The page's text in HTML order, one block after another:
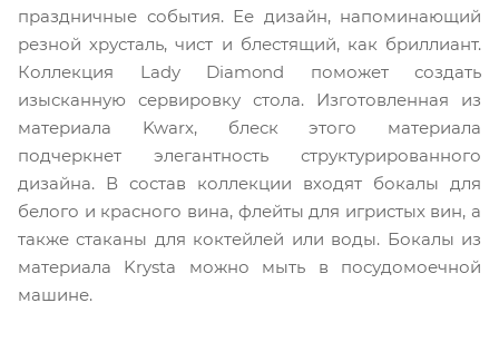
праздничные события. Ее дизайн, напоминающий
резной хрусталь, чист и блестящий, как бриллиант.
Коллекция Lady Diamond поможет создать
изысканную сервировку стола. Изготовленная из
материала Kwarx, блеск этого материала
подчеркнет элегантность структурированного
дизайна. В состав коллекции входят бокалы для
белого и красного вина, флейты для игристых вин, а
также стаканы для коктейлей или воды. Бокалы из
материала Krysta можно мыть в посудомоечной
машине.